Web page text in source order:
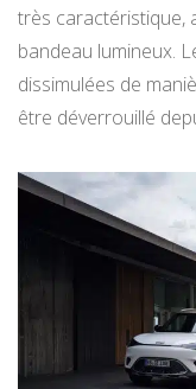
très caractéristique,
bandeau lumineux.
dissimulées de
être déverrouillé